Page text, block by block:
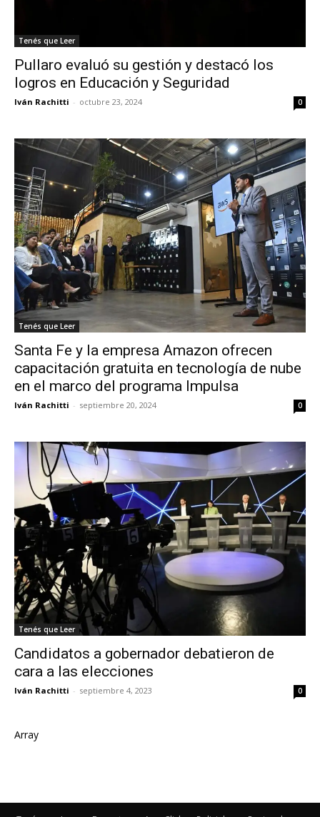
Tenés que Leer
Pullaro evaluó su gestión y destacó los
logros en Educación y Seguridad
Iván Rachitti - octubre 23, 2024 0
Tenés que Leer
Santa Fe y la empresa Amazon ofrecen
capacitación gratuita en tecnología de nube
en el marco del programa Impulsa
Iván Rachitti - septiembre 20, 2024 0
Tenés que Leer
Candidatos a gobernador debatieron de
cara a las elecciones
Iván Rachitti - septiembre 4, 2023 0
Array